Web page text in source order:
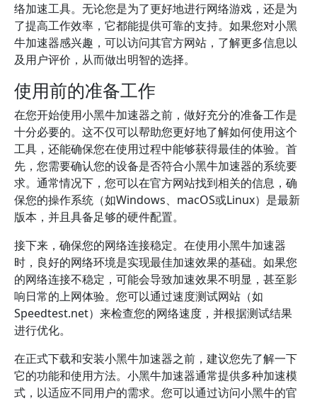
络加速工具。无论您是为了更好地进行网络游戏，还是为
了提高工作效率，它都能提供可靠的支持。如果您对小黑
牛加速器感兴趣，可以访问其官方网站，了解更多信息以
及用户评价，从而做出明智的选择。
使用前的准备工作
在您开始使用小黑牛加速器之前，做好充分的准备工作是
十分必要的。这不仅可以帮助您更好地了解如何使用这个
工具，还能确保您在使用过程中能够获得最佳的体验。首
先，您需要确认您的设备是否符合小黑牛加速器的系统要
求。通常情况下，您可以在官方网站找到相关的信息，确
保您的操作系统（如Windows、macOS或Linux）是最新
版本，并且具备足够的硬件配置。
接下来，确保您的网络连接稳定。在使用小黑牛加速器
时，良好的网络环境是实现最佳加速效果的基础。如果您
的网络连接不稳定，可能会导致加速效果不明显，甚至影
响日常的上网体验。您可以通过速度测试网站（如
Speedtest.net）来检查您的网络速度，并根据测试结果
进行优化。
在正式下载和安装小黑牛加速器之前，建议您先了解一下
它的功能和使用方法。小黑牛加速器通常提供多种加速模
式，以适应不同用户的需求。您可以通过访问小黑牛的官